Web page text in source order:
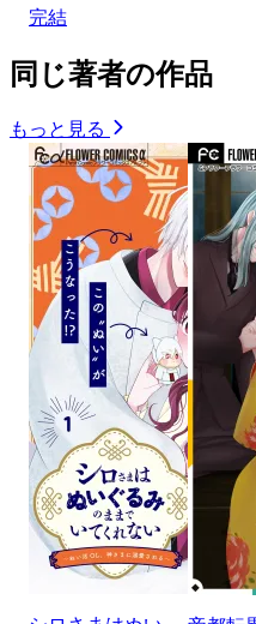
完結
同じ著者の作品
もっと見る